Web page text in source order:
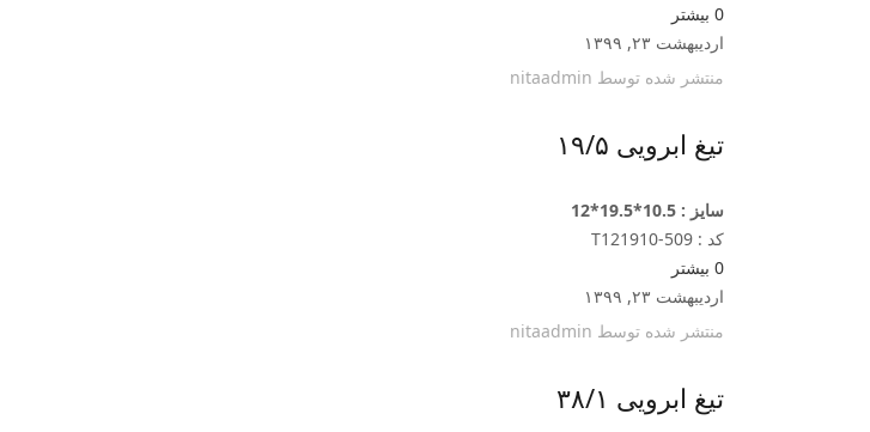
0 بیشتر
اردیبهشت ۲۳, ۱۳۹۹
منتشر شده توسط nitaadmin
تیغ ابرویی ۱۹/۵
سایز : 10.5*19.5*12
کد : T121910-509
0 بیشتر
اردیبهشت ۲۳, ۱۳۹۹
منتشر شده توسط nitaadmin
تیغ ابرویی ۳۸/۱